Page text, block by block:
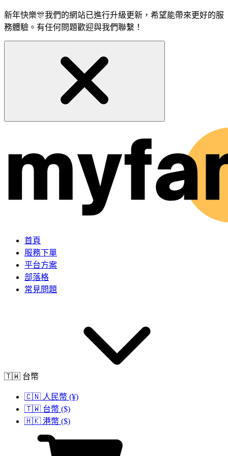
新年快樂🎊我們的網站已進行升級更新，希望能帶來更好的服
務體驗。有任何問題歡迎與我們聯繫！
首頁
服務下單
平台方案
部落格
常見問題
🇹🇼 台幣
🇨🇳 人民幣 (¥)
🇹🇼 台幣 ($)
🇭🇰 港幣 ($)